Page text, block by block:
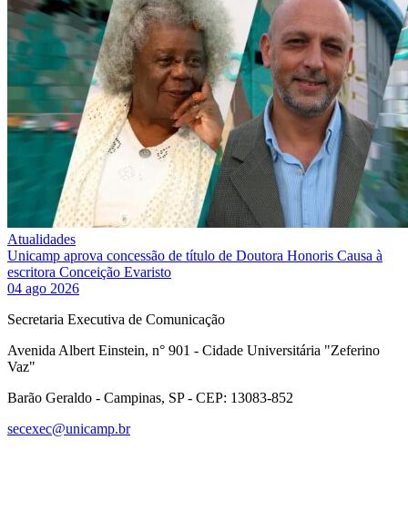
Atualidades
Unicamp aprova concessão de título de Doutora Honoris Causa à
escritora Conceição Evaristo
04 ago 2026
Secretaria Executiva de Comunicação
Avenida Albert Einstein, n° 901 - Cidade Universitária "Zeferino
Vaz"
Barão Geraldo - Campinas, SP - CEP: 13083-852
secexec@unicamp.br